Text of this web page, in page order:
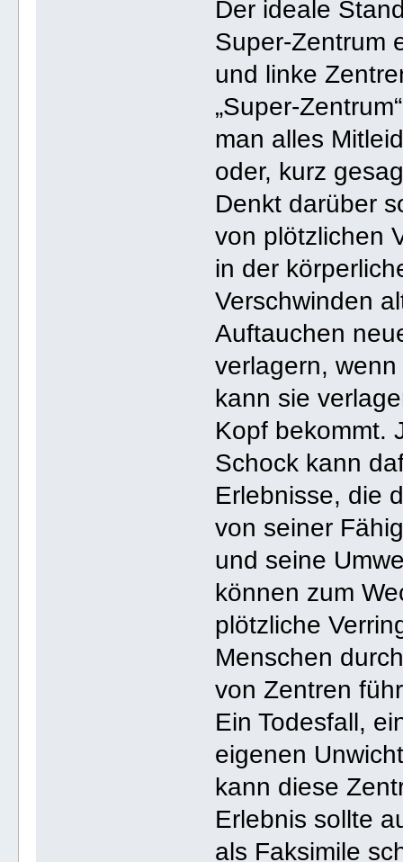
Der ideale
Super-Zentrum
und linke
„Super-
man alles
oder, kurz
Denkt darüber
von plötzlichen
in der
Verschwinden
Auftauchen
verlagern,
kann sie
Kopf bekommt.
Schock kann
Erlebnisse, die
von seiner
und seine
können zum
plötzliche
Menschen
von Zentren
Ein Todesfall,
eigenen
kann diese
Erlebnis sollte
als Faksimile